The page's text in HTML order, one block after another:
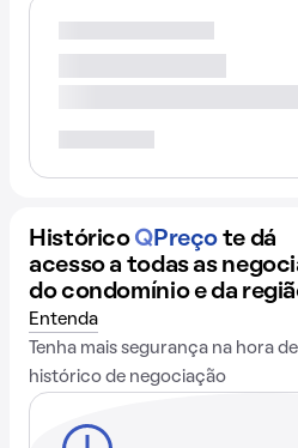
Histórico QPreço te dá
acesso a todas as
do condomínio e da
Entenda
Tenha mais segurança na hora
histórico de negociação